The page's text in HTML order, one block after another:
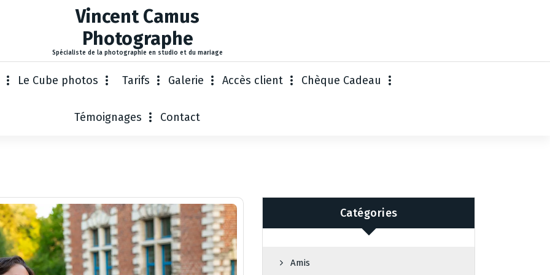
Vincent Camus
Photographe
Spécialiste de la photographie en studio et du mariage
Le Cube photos Tarifs Galerie Accès client Chèque Cadeau
Témoignages Contact
Catégories
Amis